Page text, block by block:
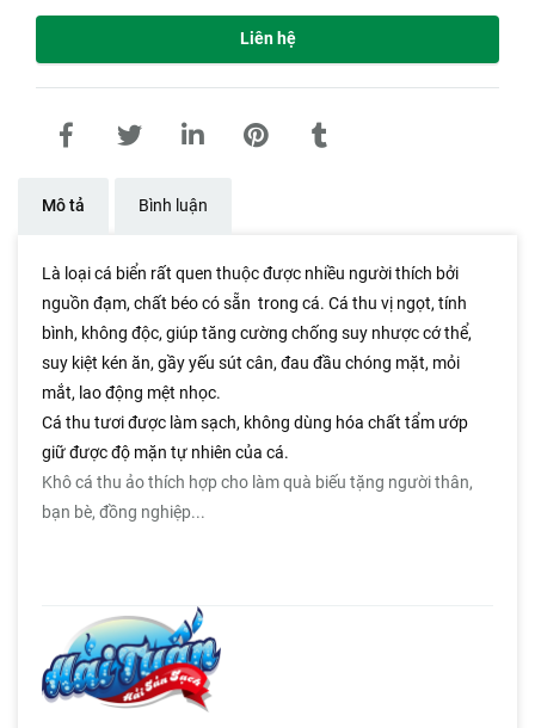
Liên hệ
Mô tả Bình luận
Là loại cá biển rất quen thuộc được nhiều người thích bởi
nguồn đạm, chất béo có sẵn trong cá. Cá thu vị ngọt, tính
bình, không độc, giúp tăng cường chống suy nhược cớ thể,
suy kiệt kén ăn, gầy yếu sút cân, đau đầu chóng mặt, mỏi
mắt, lao động mệt nhọc.
Cá thu tươi được làm sạch, không dùng hóa chất tẩm ướp
giữ được độ mặn tự nhiên của cá.
Khô cá thu ảo thích hợp cho làm quà biếu tặng người thân,
bạn bè, đồng nghiệp...